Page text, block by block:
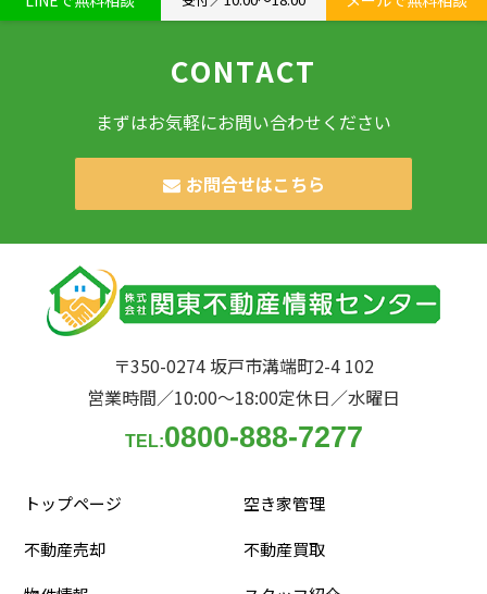
CONTACT
まずはお気軽にお問い合わせください
お問合せはこちら
〒350-0274 坂戸市溝端町2-4 102
営業時間／10:00〜18:00定休日／水曜日
TEL:0800-888-7277
トップページ
空き家管理
不動産売却
不動産買取